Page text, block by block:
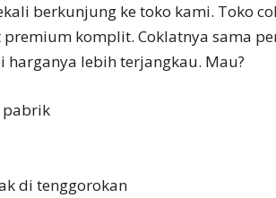
berkunjung ke toko kami. Toko
komplit. Coklatnya sama
harganya lebih terjangkau. Mau?
pabrik
di tenggorokan